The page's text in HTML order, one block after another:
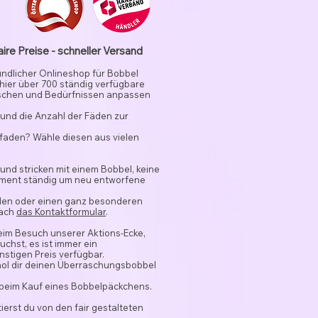
Preise - schneller Versand
Onlineshop für Bobbel
über 700 ständig verfügbare
und Bedürfnissen anpassen
die Anzahl der Fäden zur
Wähle diesen aus vielen
stricken mit einem Bobbel, keine
ständig um neu entworfene
oder einen ganz besonderen
das Kontaktformular.
Besuch unserer Aktions-Ecke,
es ist immer ein
Preis verfügbar.
dir deinen Überraschungsbobbel
Kauf eines Bobbelpäckchens.
du von den fair gestalteten